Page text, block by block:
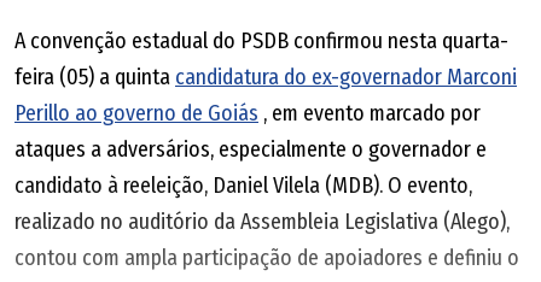
A convenção estadual do PSDB confirmou nesta quarta-
feira (05) a quinta candidatura do ex-governador Marconi
Perillo ao governo de Goiás , em evento marcado por
ataques a adversários, especialmente o governador e
candidato à reeleição, Daniel Vilela (MDB). O evento,
realizado no auditório da Assembleia Legislativa (Alego),
contou com ampla participação de apoiadores e definiu o